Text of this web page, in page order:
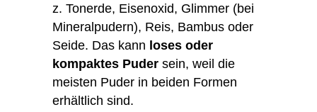
z. Tonerde, Eisenoxid, Glimmer (bei
Mineralpudern), Reis, Bambus oder
Seide. Das kann loses oder
kompaktes Puder sein, weil die
meisten Puder in beiden Formen
erhältlich sind.